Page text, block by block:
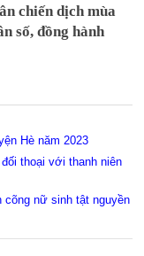
chiến dịch mùa
số, đồng hành
Hè năm 2023
thoại với thanh niên
cõng nữ sinh tật nguyền